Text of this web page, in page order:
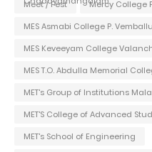
Meet / Fest
Mercy College
MES Asmabi College P.
MES Keveeyam College
MES T.O. Abdulla Memorial
MET's Group of Institutions
MET'S College of Advanced
MET's School of Engineering